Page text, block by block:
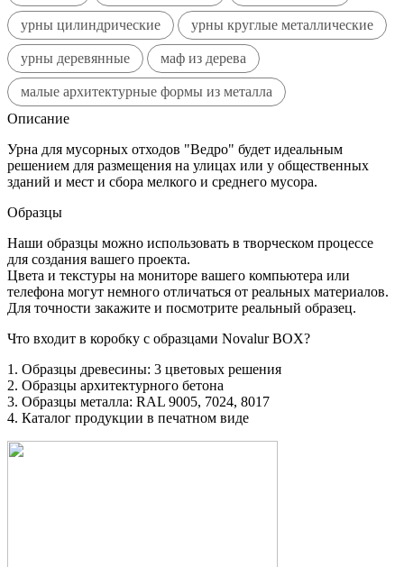
урны цилиндрические урны круглые металлические
урны деревянные маф из дерева
малые архитектурные формы из металла
Описание
Урна для мусорных отходов "Ведро" будет идеальным
решением для размещения на улицах или у общественных
зданий и мест и сбора мелкого и среднего мусора.
Образцы
Наши образцы можно использовать в творческом процессе
для создания вашего проекта.
Цвета и текстуры на мониторе вашего компьютера или
телефона могут немного отличаться от реальных материалов.
Для точности закажите и посмотрите реальный образец.
Что входит в коробку с образцами Novalur BOX?
1. Образцы древесины: 3 цветовых решения
2. Образцы архитектурного бетона
3. Образцы металла: RAL 9005, 7024, 8017
4. Каталог продукции в печатном виде